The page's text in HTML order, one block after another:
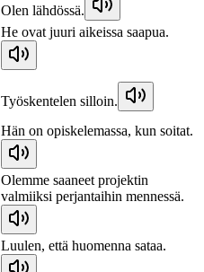
Olen lähdössä.
He ovat juuri aikeissa saapua.
Työskentelen silloin.
Hän on opiskelemassa, kun soitat.
Olemme saaneet projektin
valmiiksi perjantaihin mennessä.
Luulen, että huomenna sataa.